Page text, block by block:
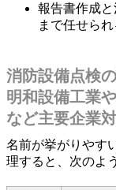
報告書作成
まで任せら
消防設備点検
明和設備工業
など主要企業
名前が挙がりやす
理すると、次のよ